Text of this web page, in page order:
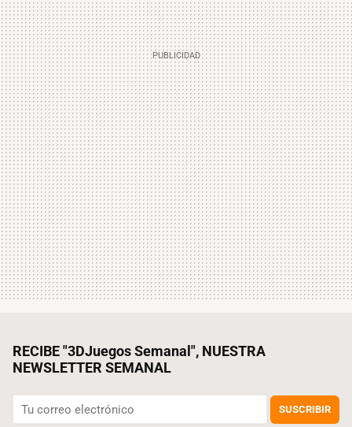
RECIBE "3DJuegos Semanal", NUESTRA
NEWSLETTER SEMANAL
SUSCRIBIR